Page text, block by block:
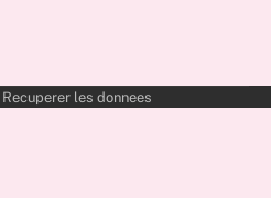
Recuperer les donnees